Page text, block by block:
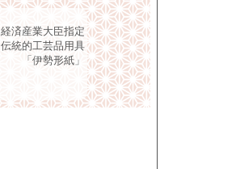
経済産業大臣指定
伝統的工芸品用具
「伊勢形紙」